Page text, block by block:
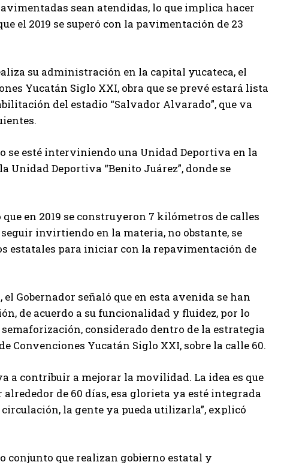
sean atendidas, lo que implica hacer
el 2019 se superó con la pavimentación de 23
su administración en la capital yucateca, el
Yucatán Siglo XXI, obra que se prevé estará lista
del estadio “Salvador Alvarado”, que va
se esté interviniendo una Unidad Deportiva en la
Unidad Deportiva “Benito Juárez”, donde se
en 2019 se construyeron 7 kilómetros de calles
invirtiendo en la materia, no obstante, se
estatales para iniciar con la repavimentación de
Gobernador señaló que en esta avenida se han
de acuerdo a su funcionalidad y fluidez, por lo
considerado dentro de la estrategia
Convenciones Yucatán Siglo XXI, sobre la calle 60.
a contribuir a mejorar la movilidad. La idea es que
de 60 días, esa glorieta ya esté integrada
la gente ya pueda utilizarla”, explicó
conjunto que realizan gobierno estatal y